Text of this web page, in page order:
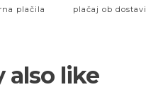
plačila
plačaj ob dostavi
also like